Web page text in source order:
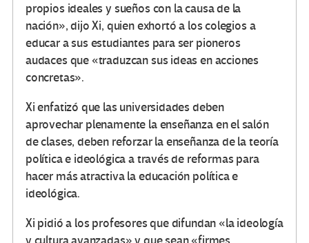
propios ideales y sueños con la causa de la
nación», dijo Xi, quien exhortó a los colegios a
educar a sus estudiantes para ser pioneros
audaces que «traduzcan sus ideas en acciones
concretas».
Xi enfatizó que las universidades deben
aprovechar plenamente la enseñanza en el salón
de clases, deben reforzar la enseñanza de la teoría
política e ideológica a través de reformas para
hacer más atractiva la educación política e
ideológica.
Xi pidió a los profesores que difundan «la ideología